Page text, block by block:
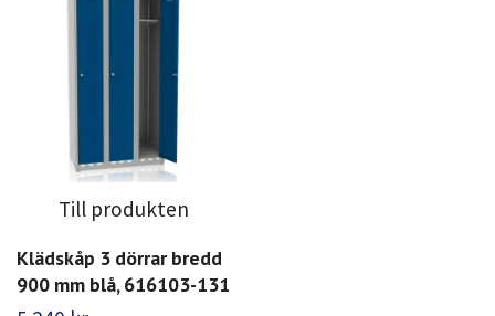
Till produkten
Klädskåp 3 dörrar bredd
900 mm blå, 616103-131